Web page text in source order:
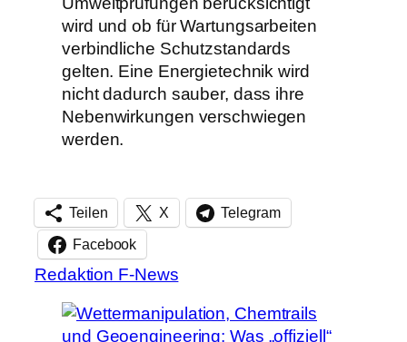
wird und ob für Wartungsarbeiten
verbindliche Schutzstandards
gelten. Eine Energietechnik wird
nicht dadurch sauber, dass ihre
Nebenwirkungen verschwiegen
werden.
Teilen X Telegram
Facebook
Redaktion F-News